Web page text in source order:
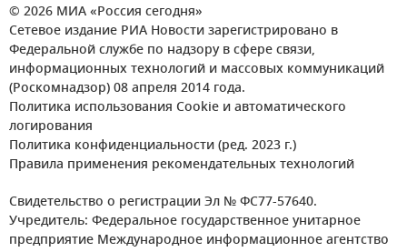
© 2026 МИА «Россия сегодня»
Сетевое издание РИА Новости зарегистрировано в
Федеральной службе по надзору в сфере связи,
информационных технологий и массовых коммуникаций
(Роскомнадзор) 08 апреля 2014 года.
Политика использования Cookie и автоматического
логирования
Политика конфиденциальности (ред. 2023 г.)
Правила применения рекомендательных технологий
Свидетельство о регистрации Эл № ФС77-57640.
Учредитель: Федеральное государственное унитарное
предприятие Международное информационное агентство